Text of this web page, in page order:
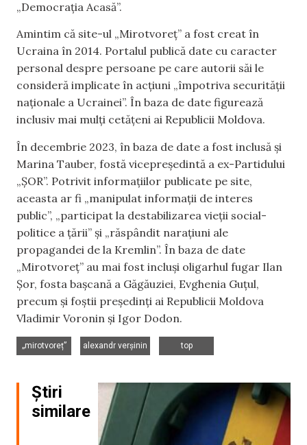
„Democrația Acasă”.
Amintim că site-ul „Mirotvoreț” a fost creat în
Ucraina în 2014. Portalul publică date cu caracter
personal despre persoane pe care autorii săi le
consideră implicate în acțiuni „împotriva securității
naționale a Ucrainei”. În baza de date figurează
inclusiv mai mulți cetățeni ai Republicii Moldova.
În decembrie 2023, în baza de date a fost inclusă și
Marina Tauber, fostă vicepreședintă a ex-Partidului
„ȘOR”. Potrivit informațiilor publicate pe site,
aceasta ar fi „manipulat informații de interes
public”, „participat la destabilizarea vieții social-
politice a țării” și „răspândit narațiuni ale
propagandei de la Kremlin”. În baza de date
„Mirotvoreț” au mai fost incluși oligarhul fugar Ilan
Șor, fosta bașcană a Găgăuziei, Evghenia Guțul,
precum și foștii președinți ai Republicii Moldova
Vladimir Voronin și Igor Dodon.
„mirotvoreț”
alexandr verșinin
top
Știri
similare